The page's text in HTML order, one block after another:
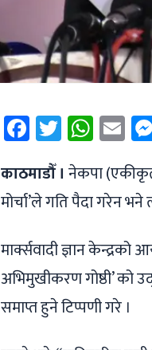
Facebook
Twitter
काठमाडौँ । नेकपा
मोर्चा’ले गति पैदा गरेन भने
मार्क्सवादी ज्ञान
अभिमुखीकरण गोष्ठी’ को
समाप्त हुने टिप्पणी गरे ।